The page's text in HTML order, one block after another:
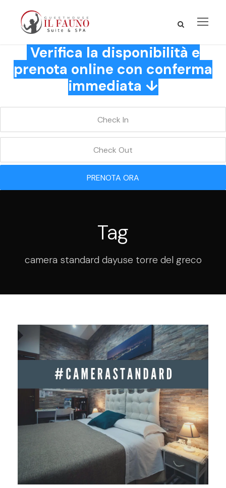
Verifica la disponibilità e
prenota online con conferma
immediata ↓
PRENOTA ORA
Tag
camera standard dayuse torre del greco